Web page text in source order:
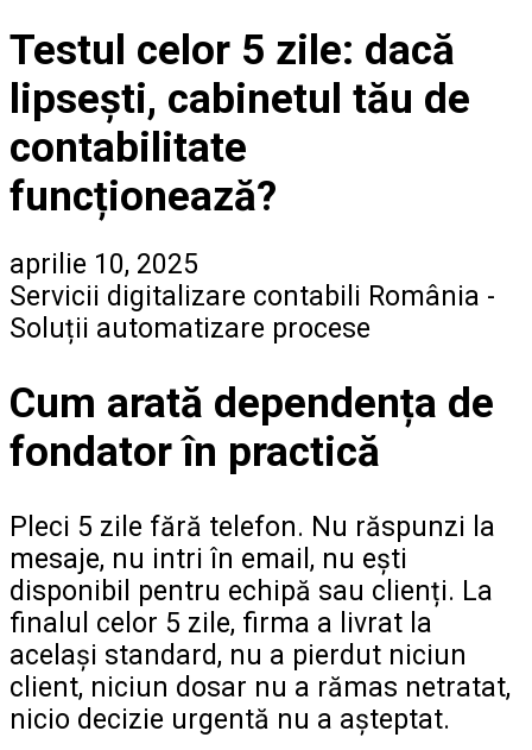
Testul celor 5 zile: dacă
lipsești, cabinetul tău de
contabilitate
funcționează?
aprilie 10, 2025
Servicii digitalizare contabili România -
Soluții automatizare procese
Cum arată dependența de
fondator în practică
Pleci 5 zile fără telefon. Nu răspunzi la
mesaje, nu intri în email, nu ești
disponibil pentru echipă sau clienți. La
finalul celor 5 zile, firma a livrat la
același standard, nu a pierdut niciun
client, niciun dosar nu a rămas netratat,
nicio decizie urgentă nu a așteptat.